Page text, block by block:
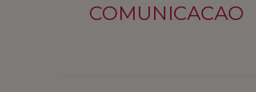
COMUNICACAO